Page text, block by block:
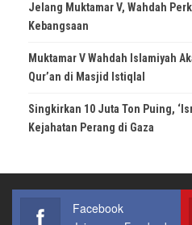
Jelang Muktamar V, Wahdah
Kebangsaan
Muktamar V Wahdah Islamiyah
Qur’an di Masjid Istiqlal
Singkirkan 10 Juta Ton Puing,
Kejahatan Perang di Gaza
Facebook